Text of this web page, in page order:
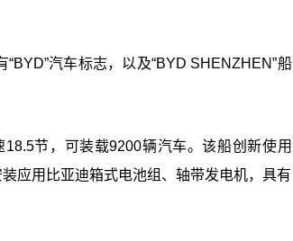
汽车标志，以及“BYD SHENZHEN”船
节，可装载9200辆汽车。该船创新使用
应用比亚迪箱式电池组、轴带发电机，具有